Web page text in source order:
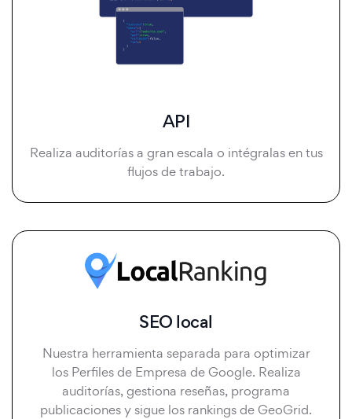
API
Realiza auditorías a gran escala o intégralas en tus
flujos de trabajo.
SEO local
Nuestra herramienta separada para optimizar
los Perfiles de Empresa de Google. Realiza
auditorías, gestiona reseñas, programa
publicaciones y sigue los rankings de GeoGrid.